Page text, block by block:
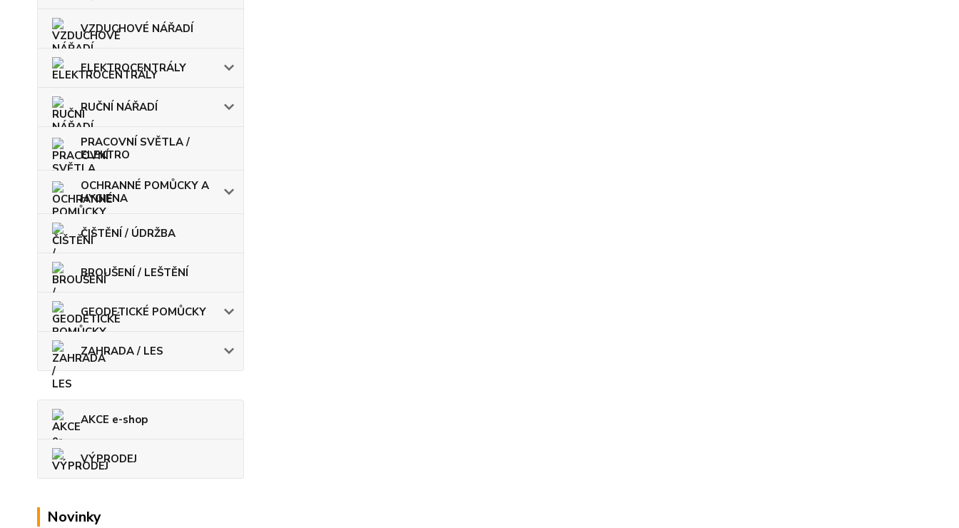
VZDUCHOVÉ NÁŘADÍ
ELEKTROCENTRÁLY
RUČNÍ NÁŘADÍ
PRACOVNÍ SVĚTLA /
ELEKTRO
OCHRANNÉ POMŮCKY A
HYGIENA
ČIŠTĚNÍ / ÚDRŽBA
BROUŠENÍ / LEŠTĚNÍ
GEODETICKÉ POMŮCKY
ZAHRADA / LES
AKCE e-shop
VÝPRODEJ
Novinky